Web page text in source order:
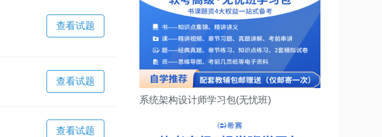
查看试题
查看试题
查看试题
系统架构设计师学习包(无忧班)